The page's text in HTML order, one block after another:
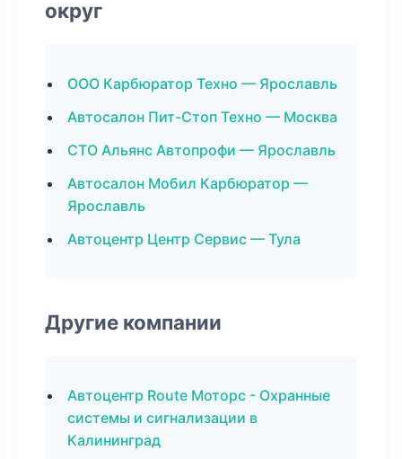
округ
ООО Карбюратор Техно — Ярославль
Автосалон Пит-Стоп Техно — Москва
СТО Альянс Автопрофи — Ярославль
Автосалон Мобил Карбюратор —
Ярославль
Автоцентр Центр Сервис — Тула
Другие компании
Автоцентр Route Моторс - Охранные
системы и сигнализации в
Калининград